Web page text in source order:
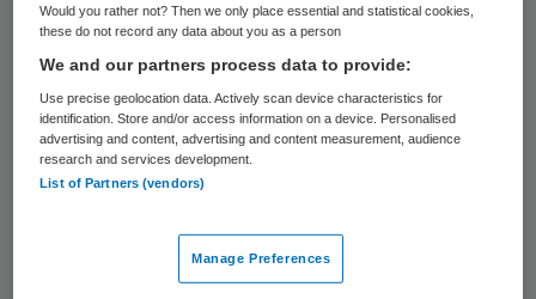
krachten te laten bundelen. Begin 2011
rapporteert hij hierover aan de Tweede
Kamer.
Voordeel samenwerking
Volgens de bewindsman kan het toezicht
efficiënter en kan samenwerking voordeel
Would you rather not? Then we only place essential and statistical cookies,
these do not record any data about you as a person
We and our partners process data to provide:
Use precise geolocation data. Actively scan device characteristics for
identification. Store and/or access information on a device. Personalised
advertising and content, advertising and content measurement, audience
research and services development.
List of Partners (vendors)
Manage Preferences